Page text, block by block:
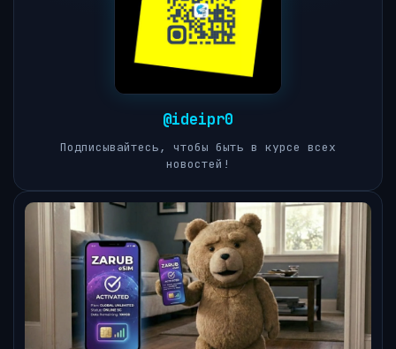
@ideipr0
Подписывайтесь, чтобы быть в курсе всех
новостей!